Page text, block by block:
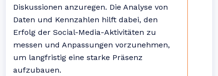
Diskussionen anzuregen. Die Analyse von
Daten und Kennzahlen hilft dabei, den
Erfolg der Social-Media-Aktivitäten zu
messen und Anpassungen vorzunehmen,
um langfristig eine starke Präsenz
aufzubauen.